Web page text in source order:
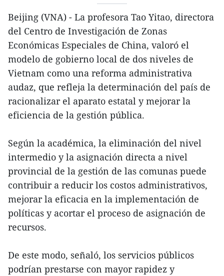
Beijing (VNA) - La profesora Tao Yitao, directora
del Centro de Investigación de Zonas
Económicas Especiales de China, valoró el
modelo de gobierno local de dos niveles de
Vietnam como una reforma administrativa
audaz, que refleja la determinación del país de
racionalizar el aparato estatal y mejorar la
eficiencia de la gestión pública.
Según la académica, la eliminación del nivel
intermedio y la asignación directa a nivel
provincial de la gestión de las comunas puede
contribuir a reducir los costos administrativos,
mejorar la eficacia en la implementación de
políticas y acortar el proceso de asignación de
recursos.
De este modo, señaló, los servicios públicos
podrían prestarse con mayor rapidez y